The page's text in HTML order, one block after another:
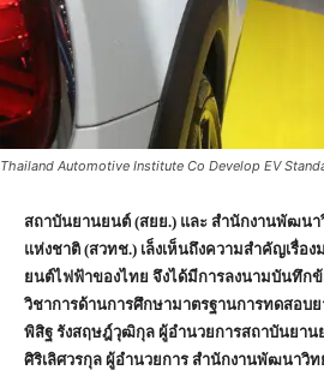
Thailand Automotive Institute Co Develop EV
สถาบันยานยนต์ (สยย.) และ สํานักงานพัฒนา
แห่งชาติ (สวทช.) เล็งเห็นถึงความสำคัญเรื่อ
ยนต์ไฟฟ้าของไทย จึงได้มีการลงนามบันทึก
วิชาการด้านการศึกษามาตรฐานการทดสอบ
พิสิฐ รังสฤษฎ์วุฒิกุล ผู้อำนวยการสถาบันยา
ศิริเลิศวรกุล ผู้อำนวยการ สํานักงานพัฒนาวิ